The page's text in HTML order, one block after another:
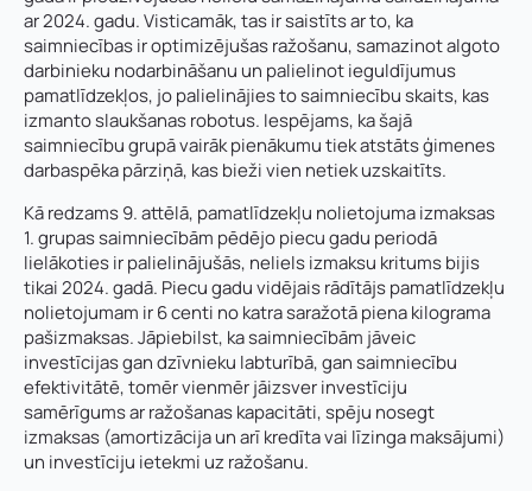
ar 2024. gadu. Visticamāk, tas ir saistīts ar to, ka
saimniecības ir optimizējušas ražošanu, samazinot algoto
darbinieku nodarbināšanu un palielinot ieguldījumus
pamatlīdzekļos, jo palielinājies to saimniecību skaits, kas
izmanto slaukšanas robotus. Iespējams, ka šajā
saimniecību grupā vairāk pienākumu tiek atstāts ģimenes
darbaspēka pārziņā, kas bieži vien netiek uzskaitīts.
Kā redzams 9. attēlā, pamatlīdzekļu nolietojuma izmaksas
1. grupas saimniecībām pēdējo piecu gadu periodā
lielākoties ir palielinājušās, neliels izmaksu kritums bijis
tikai 2024. gadā. Piecu gadu vidējais rādītājs pamatlīdzekļu
nolietojumam ir 6 centi no katra saražotā piena kilograma
pašizmaksas. Jāpiebilst, ka saimniecībām jāveic
investīcijas gan dzīvnieku labturībā, gan saimniecību
efektivitātē, tomēr vienmēr jāizsver investīciju
samērīgums ar ražošanas kapacitāti, spēju nosegt
izmaksas (amortizācija un arī kredīta vai līzinga maksājumi)
un investīciju ietekmi uz ražošanu.